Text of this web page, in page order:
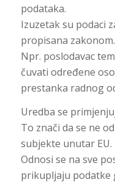
podataka.
Izuzetak su podaci
propisana zakonom.
Npr. poslodavac
čuvati određene
prestanka radnog
Uredba se
To znači da se ne
subjekte unutar EU.
Odnosi se na sve
prikupljaju podatke